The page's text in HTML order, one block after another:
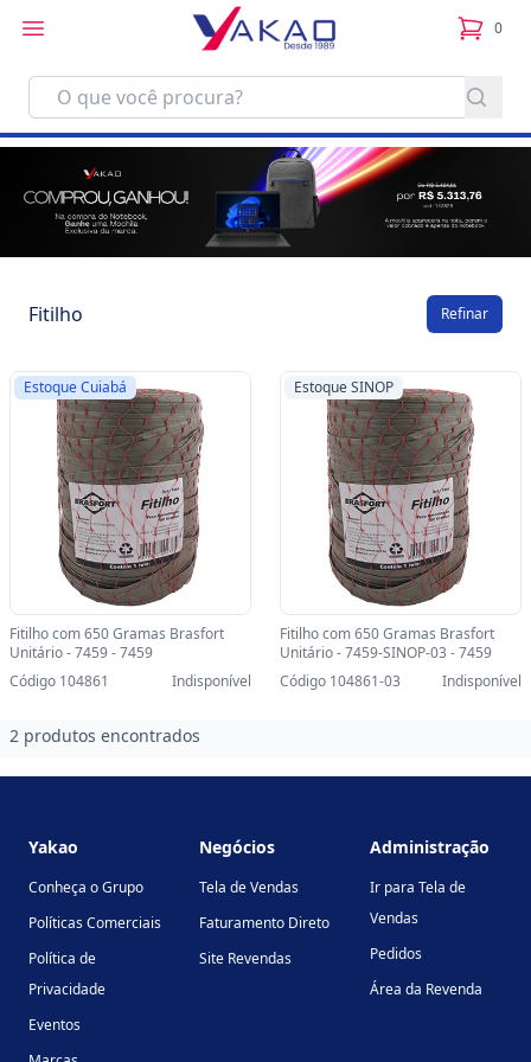
0
itens
Fitilho Refinar
Estoque Cuiabá
Fitilho com 650 Gramas Brasfort
Unitário - 7459 - 7459
Código 104861
Indisponível
Estoque SINOP
Fitilho com 650 Gramas Brasfort
Unitário - 7459-SINOP-03 - 7459
Código 104861-03
Indisponível
2 produtos encontrados
Yakao
Conheça o Grupo
Políticas Comerciais
Política de
Privacidade
Eventos
Negócios
Tela de Vendas
Faturamento Direto
Site Revendas
Administração
Ir para Tela de
Vendas
Pedidos
Área da Revenda